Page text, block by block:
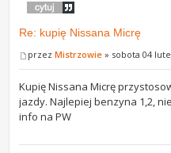
Re: kupię Nissana Micrę
przezMistrzowie » sobota 04
Kupię Nissana Micrę
jazdy. Najlepiej benzyna 1,2,
info na PW